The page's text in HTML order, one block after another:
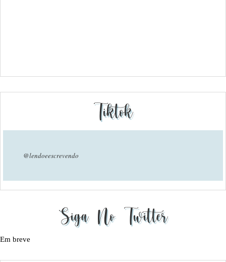
Tiktok
@lendoeescrevendo
Siga No Twitter
Em breve